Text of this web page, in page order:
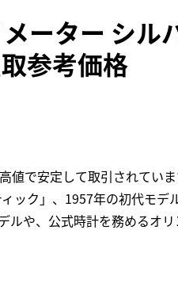
ーター シル
参考価格
値で安定して取引されていま
ック」、1957年の初代モデ
ルや、公式時計を務めるオ